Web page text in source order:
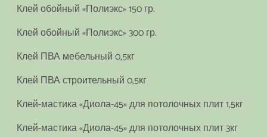
Клей обойный «Полиэкс» 150 гр.
Клей обойный «Полиэкс» 300 гр.
Клей ПВА мебельный 0,5кг
Клей ПВА строительный 0,5кг
Клей-мастика «Диола-45» для потолочных плит 1,5кг
Клей-мастика «Диола-45» для потолочных плит 3кг